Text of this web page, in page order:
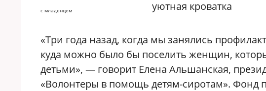
с младенцем уютная кроватка
«Три года назад, когда мы занялись
куда можно было бы поселить женщин,
детьми», — говорит Елена Альшанская,
«Волонтеры в помощь детям-сиротам». Фонд